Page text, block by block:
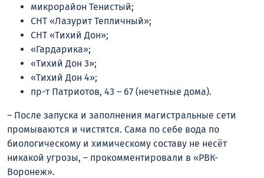
микрорайон Тенистый;
СНТ «Лазурит Тепличный»;
СНТ «Тихий Дон»;
«Гардарика»;
«Тихий Дон 3»;
«Тихий Дон 4»;
пр-т Патриотов, 43 – 67 (нечетные дома).
– После запуска и заполнения магистральные сети
промываются и чистятся. Сама по себе вода по
биологическому и химическому составу не несёт
никакой угрозы, – прокомментировали в «РВК-
Воронеж».